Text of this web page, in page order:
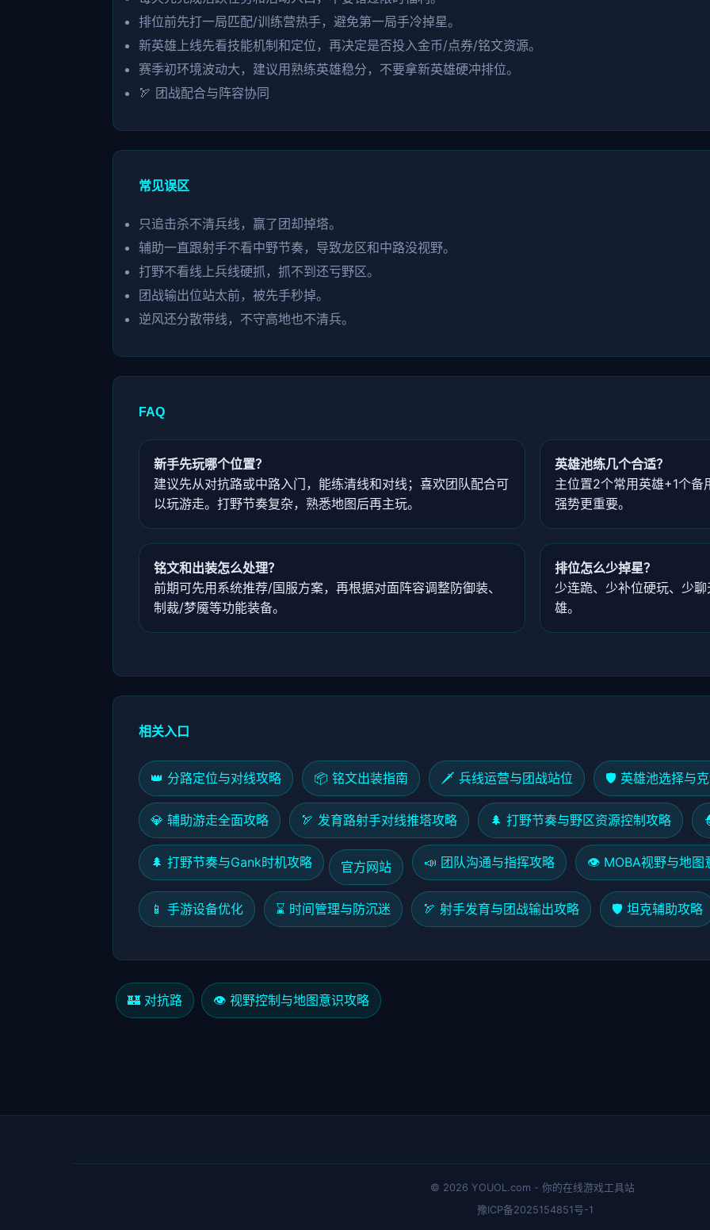
排位前先打一局匹配/训练营热手，避免第一局手冷掉星。
新英雄上线先看技能机制和定位，再决定是否投入金币/点券/铭文资源。
赛季初环境波动大，建议用熟练英雄稳分，不要拿新英雄硬冲排位。
🏹 团战配合与阵容协同
常见误区
只追击杀不清兵线，赢了团却掉塔。
辅助一直跟射手不看中野节奏，导致龙区和中路没视野。
打野不看线上兵线硬抓，抓不到还亏野区。
团战输出位站太前，被先手秒掉。
逆风还分散带线，不守高地也不清兵。
FAQ
新手先玩哪个位置？
建议先从对抗路或中路入门，能练清线和对线；喜欢团队配合可
以玩游走。打野节奏复杂，熟悉地图后再主玩。
英雄池练几个合适？
主位置2个常用英雄+1个备
强势更重要。
铭文和出装怎么处理？
前期可先用系统推荐/国服方案，再根据对面阵容调整防御装、
制裁/梦魇等功能装备。
排位怎么少掉星？
少连跪、少补位硬玩、少
雄。
相关入口
👑 分路定位与对线攻略 📦 铭文出装指南 🗡️ 兵线运营与团战站位 🛡️ 英雄池选择与
💎 辅助游走全面攻略 🏹 发育路射手对线推塔攻略 🌲 打野节奏与野区资源控制攻略
🌲 打野节奏与Gank时机攻略 官方网站 📣 团队沟通与指挥攻略 👁️ MOBA视野与地图
📱 手游设备优化 ⌛ 时间管理与防沉迷 🏹 射手发育与团战输出攻略 🛡️ 坦克辅助攻略
🏰 对抗路 👁️ 视野控制与地图意识攻略
© 2026 YOUOL.com - 你的在线游戏工具站
豫ICP备2025154851号-1